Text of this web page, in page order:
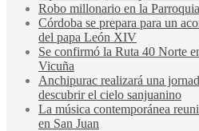
Robo millonario en la
Córdoba se prepara para un
del papa León XIV
Se confirmó la Ruta 40 Norte
Vicuña
Anchipurac realizará una
descubrir el cielo sanjuanino
La música contemporánea
en San Juan